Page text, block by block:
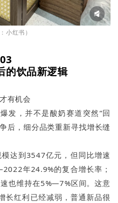
小红书）
03
的饮品新逻辑
有机会
发，并不是酸奶赛道突然“回
后，细分品类重新寻找增长缝
达到3547亿元，但同比增速
年24.9%的复合增长率；
也维持在5%—7%区间。这意
长红利已经减弱，普通新品很